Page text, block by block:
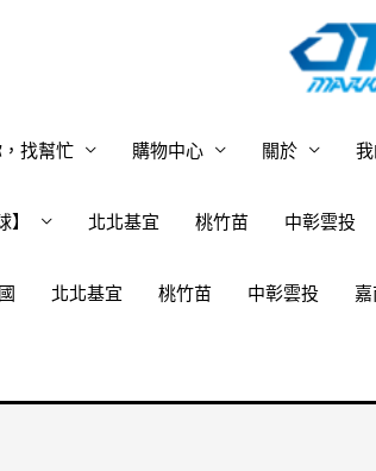
找幫忙 購物中心 關於
】 北北基宜 桃竹苗 中彰雲投
北北基宜 桃竹苗 中彰雲投